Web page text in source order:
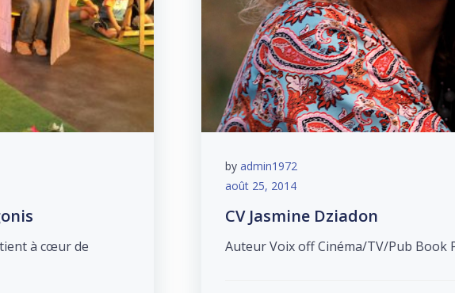
à cœur de
by admin1972
août 25, 2014
CV Jasmine Dziadon
Auteur Voix off Cinéma/TV/Pub Book